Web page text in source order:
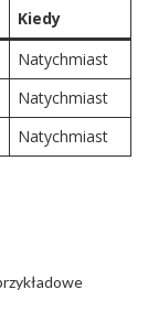
Kiedy
Natychmiast
Natychmiast
Natychmiast